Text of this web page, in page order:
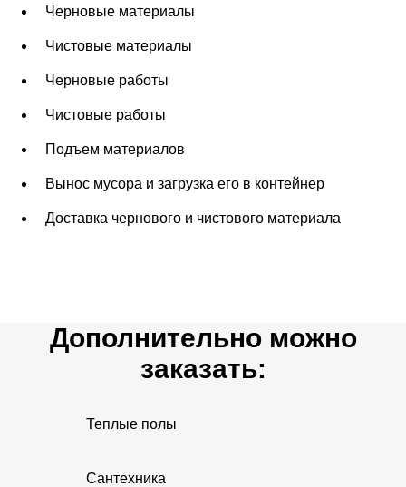
Черновые материалы
Чистовые материалы
Черновые работы
Чистовые работы
Подъем материалов
Вынос мусора и загрузка его в контейнер
Доставка чернового и чистового материала
Дополнительно можно
заказать:
Теплые полы
Сантехника